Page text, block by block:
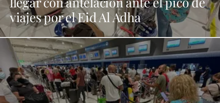
viajes por el Eid Al Adha